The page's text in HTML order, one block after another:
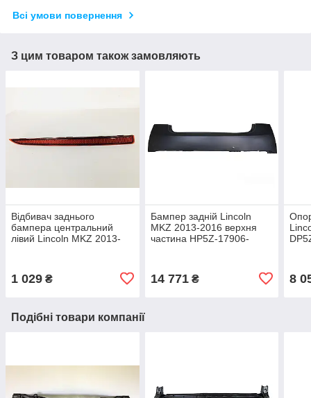
Всі умови повернення
З цим товаром також замовляють
Відбивач заднього
бампера центральний
лівий Lincoln MKZ 2013-
1 029 ₴
Бампер задній Lincoln
MKZ 2013-2016 верхня
частина HP5Z-17906-
14 771₴ 8
Подібні товари компанії